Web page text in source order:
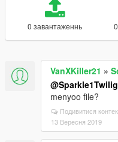
0 завантаженнь
VanXKiller21 »
menyoo file?
Подивитися
13 Вересня 2019